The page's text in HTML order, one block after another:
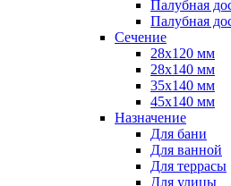
Палубная
Палубная
Сечение
28х120 мм
28х140 мм
35х140 мм
45х140 мм
Назначение
Для бани
Для ванной
Для террасы
Для улицы